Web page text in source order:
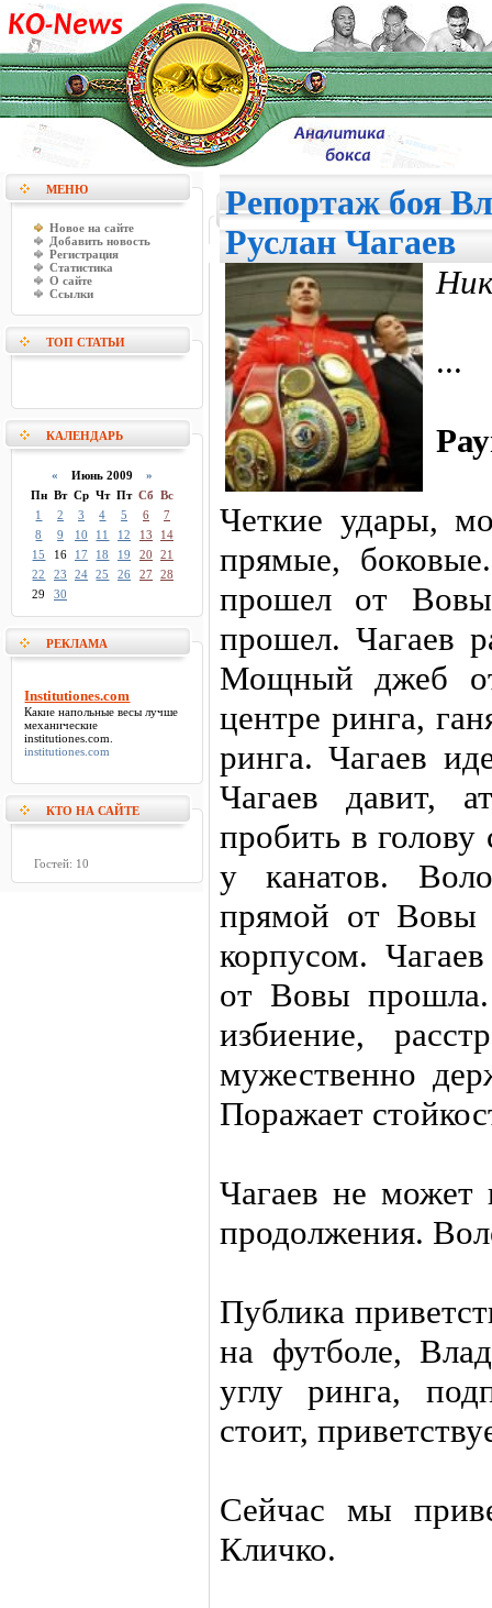
МЕНЮ
Новое на сайте
Добавить новость
Регистрация
Статистика
О сайте
Ссылки
ТОП СТАТЬИ
КАЛЕНДАРЬ
« Июнь 2009 »
Пн Вт Ср Чт Пт Сб Вс
1
2 3 4 5 6
7
8
9 10 11 12 13
14
15
16 17 18 19 20
21
22
23 24 25 26 27
28
29
30
РЕКЛАМА
Institutiones.com
Какие напольные весы лучше
механические
institutiones.com
institutiones.com
КТО НА САЙТЕ
Гостей: 10
Репортаж боя
Руслан Чагаев
...
Четкие удары,
прямые,
прошел от
прошел. Чагаев
Мощный джеб
центре ринга,
ринга. Чагаев
Чагаев давит,
пробить в голову
у канатов.
прямой от Вовы
корпусом.
от Вовы
избиение,
мужественно
Поражает
Чагаев не может
продолжения.
Публика
на футболе,
углу ринга,
стоит,
Сейчас мы
Кличко.